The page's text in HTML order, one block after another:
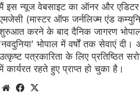
इस न्यूज वेबसाइट का ऑनर और एडिटर
(मास्टर ऑफ जर्नलिज्म एंड
करने के बाद दैनिक जागरण
'नवदुनिया' भोपाल में वर्षों तक सेवाएं
पत्रकारिता के लिए प्रतिष्ठित
कार्यरत रहते हुए प्राप्त हो चुका है।
WebsiteFacebook